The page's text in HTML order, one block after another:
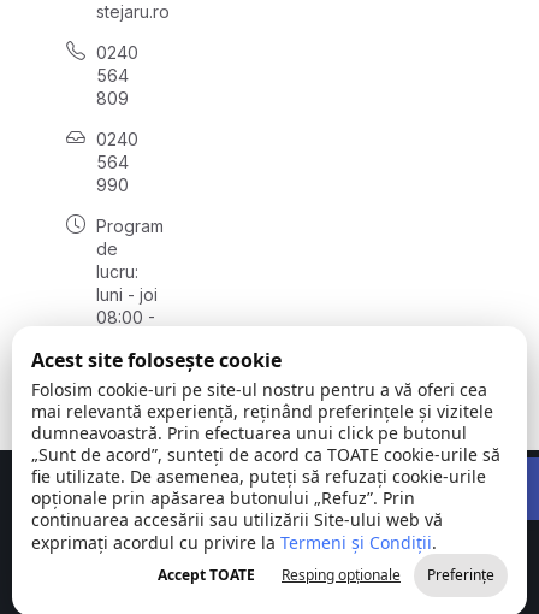
stejaru.ro
0240
564
809
0240
564
990
Program
de
lucru:
luni - joi
08:00 -
vineri
08:00 -
14:00
Comuna
Stejaru |
județul Tulcea
©
2026
Toate
drepturile
rezervate
Concept realizat deBig Media Relații Publice SRL
Acest site folosește cookie
Folosim cookie-uri pe site-ul nostru pentru a vă oferi cea
mai relevantă experiență, reținând preferințele și vizitele
dumneavoastră. Prin efectuarea unui click pe butonul
„Sunt de acord”, sunteți de acord ca TOATE cookie-urile să
fie utilizate. De asemenea, puteți să refuzați cookie-urile
opționale prin apăsarea butonului „Refuz”. Prin
continuarea accesării sau utilizării Site-ului web vă
exprimați acordul cu privire la Termeni și Condiții.
Accept TOATE Resping opționale Preferințe